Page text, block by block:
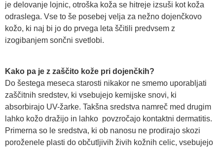
je delovanje lojnic, otroška koža se hitreje izsuši kot koža
odraslega. Vse to še posebej velja za nežno dojenčkovo
kožo, ki naj bi jo do prvega leta ščitili predvsem z
izogibanjem sončni svetlobi.
Kako pa je z zaščito kože pri dojenčkih?
Do šestega meseca starosti nikakor ne smemo uporabljati
zaščitnih sredstev, ki vsebujejo kemijske snovi, ki
absorbirajo UV-žarke. Takšna sredstva namreč med drugim
lahko kožo dražijo in lahko povzročajo kontaktni dermatitis.
Primerna so le sredstva, ki ob nanosu ne prodirajo skozi
poroženele plasti do občutljivih živih kožnih celic, vsebujejo